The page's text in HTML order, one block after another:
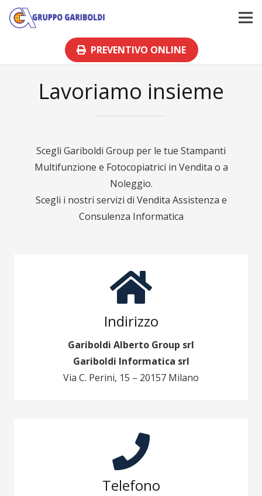
PREVENTIVO ONLINE
Lavoriamo insieme
Scegli Gariboldi Group per le tue Stampanti
Multifunzione e Fotocopiatrici in Vendita o a
Noleggio.
Scegli i nostri servizi di Vendita Assistenza e
Consulenza Informatica
Indirizzo
Gariboldi Alberto Group srl
Gariboldi Informatica srl
Via C. Perini, 15 – 20157 Milano
Telefono